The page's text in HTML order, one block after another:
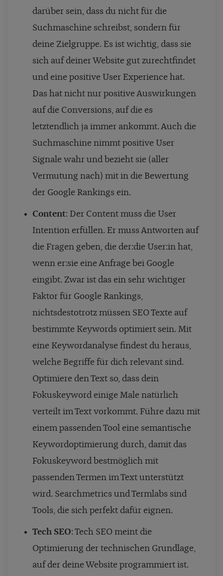
darüber sein, dass du nicht für die
Suchmaschine schreibst, sondern für
deine Zielgruppe. Es ist wichtig, dass sie
sich auf deiner Website gut zurechtfindet
und eine positive User Experience hat.
Das hat nicht nur positive Auswirkungen
auf die Conversions, auf die es
letztendlich ja immer ankommt. Auch die
Suchmaschine nimmt positive User
Signale wahr und bezieht sie (aller
Vermutung nach) mit in die Bewertung
der Google Rankings ein.
Content: Der Content muss die User
Intention erfüllen. Er muss Antworten auf
die Fragen geben, die der:die User:in hat,
wenn er:sie eine Anfrage bei Google
eingibt. Zwar ist das ein sehr wichtiger
Faktor für Google Rankings,
nichtsdestotrotz müssen SEO Texte auf
bestimmte Keywords optimiert sein. Mit
eine Keywordanalyse findest du heraus,
welche Begriffe für dich relevant sind.
Optimiere den Text so, dass dein
Fokuskeyword einige Male natürlich
verteilt im Text vorkommt. Führe dazu mit
einem passenden Tool eine semantische
Keywordoptimierung durch, damit das
Fokuskeyword bestmöglich mit
passenden Termen im Text unterstützt
wird. Searchmetrics und Termlabs sind
Tools, die sich perfekt dafür eignen.
Tech SEO: Tech SEO meint die
Optimierung der technischen Grundlage,
auf der deine Website programmiert ist.